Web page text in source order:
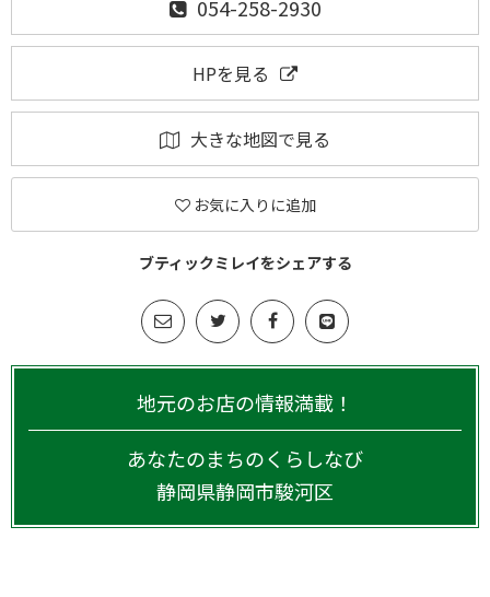
054-258-2930
HPを見る
大きな地図で見る
お気に入りに追加
ブティックミレイをシェアする
地元のお店の情報満載！
あなたのまちのくらしなび
静岡県静岡市駿河区